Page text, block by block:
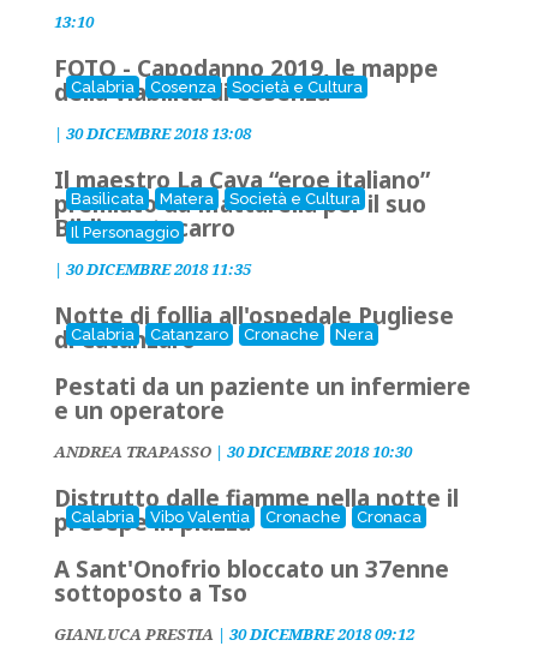
13:10
Calabria Cosenza Società e Cultura
FOTO - Capodanno 2019, le mappe
della viabilità di Cosenza
| 30 DICEMBRE 2018 13:08
Basilicata Matera
Società e Cultura
Il Personaggio
Il maestro La Cava “eroe italiano”
premiato da Mattarella per il suo
Bibliomotocarro
| 30 DICEMBRE 2018 11:35
Calabria Catanzaro Cronache Nera
Notte di follia all'ospedale Pugliese
di Catanzaro
Pestati da un paziente un infermiere
e un operatore
ANDREA TRAPASSO| 30 DICEMBRE 2018 10:30
Calabria Vibo Valentia Cronache Cronaca
Distrutto dalle fiamme nella notte il
presepe in piazza
A Sant'Onofrio bloccato un 37enne
sottoposto a Tso
GIANLUCA PRESTIA| 30 DICEMBRE 2018 09:12